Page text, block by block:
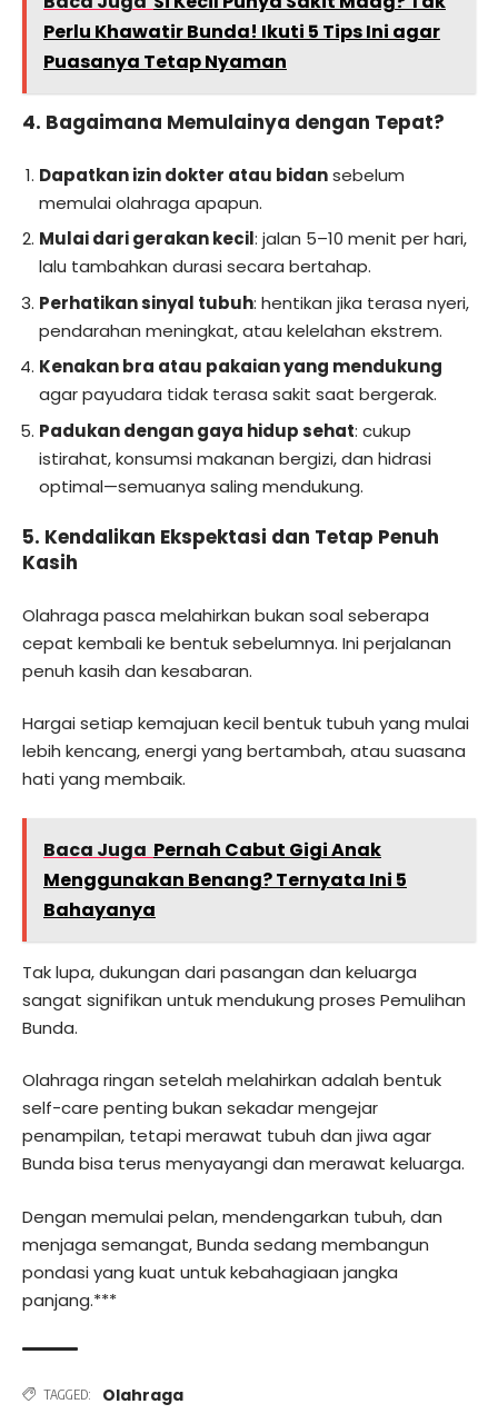
Perlu Khawatir Bunda! Ikuti 5 Tips Ini agar
Puasanya Tetap Nyaman
4. Bagaimana Memulainya dengan Tepat?
Dapatkan izin dokter atau bidansebelum
memulai olahraga apapun.
Mulai dari gerakan kecil: jalan 5–10 menit per hari,
lalu tambahkan durasi secara bertahap.
Perhatikan sinyal tubuh: hentikan jika terasa nyeri,
pendarahan meningkat, atau kelelahan ekstrem.
Kenakan bra atau pakaian yang mendukung
agar payudara tidak terasa sakit saat bergerak.
Padukan dengan gaya hidup sehat: cukup
istirahat, konsumsi makanan bergizi, dan hidrasi
optimal—semuanya saling mendukung.
5. Kendalikan Ekspektasi dan Tetap Penuh
Kasih
Olahraga pasca melahirkan bukan soal seberapa
cepat kembali ke bentuk sebelumnya. Ini perjalanan
penuh kasih dan kesabaran.
Hargai setiap kemajuan kecil bentuk tubuh yang mulai
lebih kencang, energi yang bertambah, atau suasana
hati yang membaik.
Baca Juga Pernah Cabut Gigi Anak
Menggunakan Benang? Ternyata Ini 5
Bahayanya
Tak lupa, dukungan dari pasangan dan keluarga
sangat signifikan untuk mendukung proses Pemulihan
Bunda.
Olahraga ringan setelah melahirkan adalah bentuk
self-care penting bukan sekadar mengejar
penampilan, tetapi merawat tubuh dan jiwa agar
Bunda bisa terus menyayangi dan merawat keluarga.
Dengan memulai pelan, mendengarkan tubuh, dan
menjaga semangat, Bunda sedang membangun
pondasi yang kuat untuk kebahagiaan jangka
panjang.***
TAGGED: Olahraga